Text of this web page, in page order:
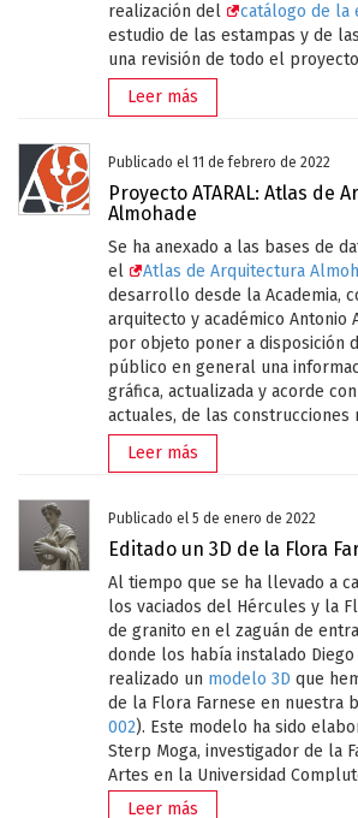
Adicionalmente, en nuestra
pueden adquirir
grabados de esta colección.
realización del
catálogo de la
estudio de las estampas y de
una revisión de todo el
devolver la verdadera autoría a
dibujos y para poner en valor
estampas que forman parte de
proyecto, queremos ir dando a
magníficos fondos que forman
Ir a la colección
Leer más
Publicado el 11 de febrero de 2022
Proyecto ATARAL: Atlas de
Almohade
Se ha anexado a las bases de
el
Atlas de Arquitectura
desarrollo desde la Academia,
arquitecto y académico Antonio
por objeto poner a disposición
público en general una
gráfica, actualizada y acorde
actuales, de las construcciones
dominio de los almohades en
que controlaron en los siglos
atlas, su contenido principal son
de ciudades y edificios. Dada la
información acumulada se ha
en un formato digital para
dibujos con todo su detalle y
accesibles al mayor número
Este trabajo es fruto de un
del Programa Estatal de
y Fortalecimiento Científico y
de I+D+i del Ministerio de
través de la Agencia Estatal de
duración de tres años está
prolongue hasta junio de 2023.
Leer más
Publicado el 5 de enero de 2022
Editado un 3D de la Flora
Al tiempo que se ha llevado a
los vaciados del Hércules y la
de granito en el zaguán de
donde los había instalado
realizado un modelo 3D que
de la Flora Farnese en nuestra
002). Este modelo ha sido
Sterp Moga, investigador de la
Artes en la Universidad
Se trata de un yeso, vaciado
Leer más